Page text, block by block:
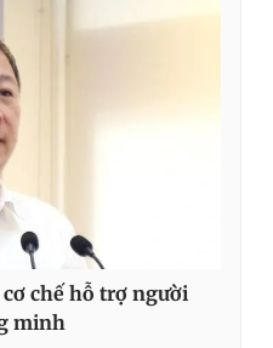
chế hỗ trợ người
minh